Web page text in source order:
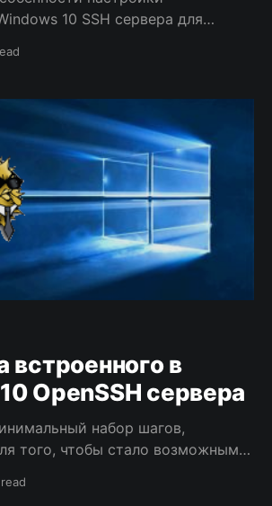
10 SSH сервера для
приёмы для передачи
встроенного в
OpenSSH сервера
набор шагов,
того, чтобы стало возможным